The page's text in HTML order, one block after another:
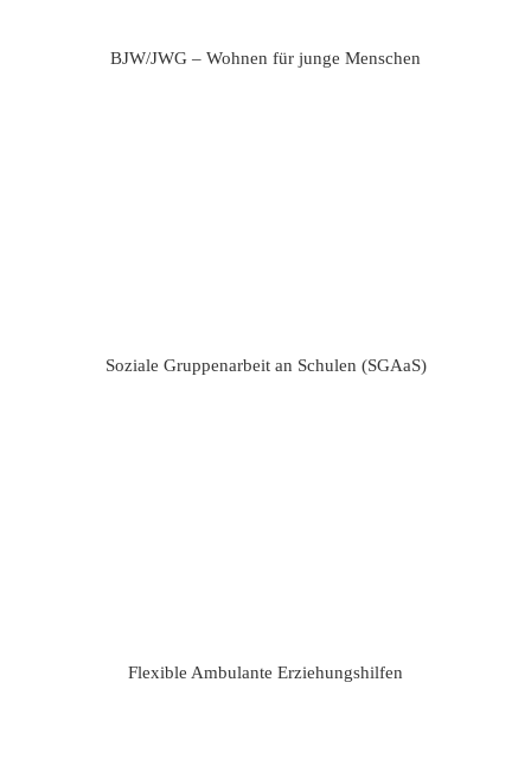
BJW/JWG – Wohnen für junge Menschen
Soziale Gruppenarbeit an Schulen (SGAaS)
Flexible Ambulante Erziehungshilfen